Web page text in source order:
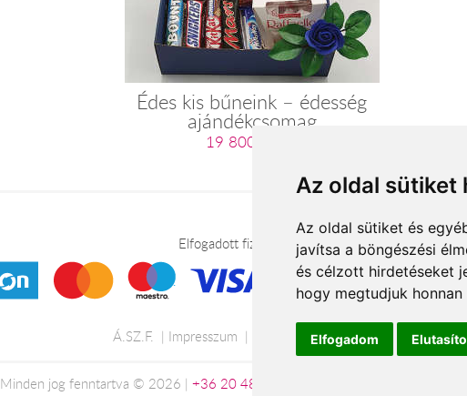
Az oldal sütiket
Az oldal sütiket és
javítsa a böngészési
és célzott hirdetéseket
hogy megtudjuk
Elfogadom
Édes kis bűneink – édesség
ajándékcsomag
19 800 Ft-tól
Elfogadott fizetési módok
Á.SZ.F. Impresszum Adatkezelési tájékoztató
Minden jog fenntartva © 2026 | +36 20 488-8362